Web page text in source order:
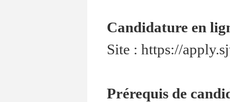
Candidature en
Site : https://
Prérequis de